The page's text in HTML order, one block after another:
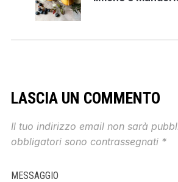
LASCIA UN COMMENTO
Il tuo indirizzo email non sarà
obbligatori sono contrassegnati *
MESSAGGIO